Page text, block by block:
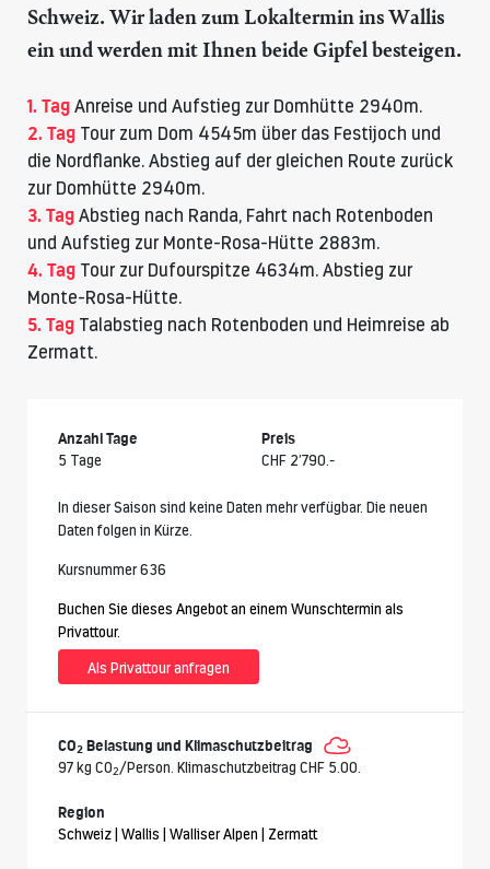
Schweiz. Wir laden zum Lokaltermin ins Wallis
ein und werden mit Ihnen beide Gipfel besteigen.
1. Tag Anreise und Aufstieg zur Domhütte 2940m.
2. Tag Tour zum Dom 4545m über das Festijoch und
die Nordflanke. Abstieg auf der gleichen Route zurück
zur Domhütte 2940m.
3. Tag Abstieg nach Randa, Fahrt nach Rotenboden
und Aufstieg zur Monte-Rosa-Hütte 2883m.
4. Tag Tour zur Dufourspitze 4634m. Abstieg zur
Monte-Rosa-Hütte.
5. Tag Talabstieg nach Rotenboden und Heimreise ab
Zermatt.
Anzahl Tage
5 Tage
Preis
CHF 2’790.-
In dieser Saison sind keine Daten mehr verfügbar. Die neuen
Daten folgen in Kürze.
Kursnummer 636
Buchen Sie dieses Angebot an einem Wunschtermin als
Privattour.
Als Privattour anfragen
CO2 Belastung und Klimaschutzbeitrag
97 kg CO2/Person. Klimaschutzbeitrag CHF 5.00.
Region
Schweiz | Wallis | Walliser Alpen | Zermatt